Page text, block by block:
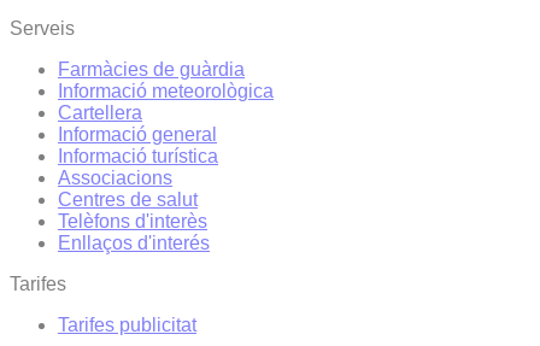
Serveis
Farmàcies de guàrdia
Informació meteorològica
Cartellera
Informació general
Informació turística
Associacions
Centres de salut
Telèfons d'interès
Enllaços d'interés
Tarifes
Tarifes publicitat